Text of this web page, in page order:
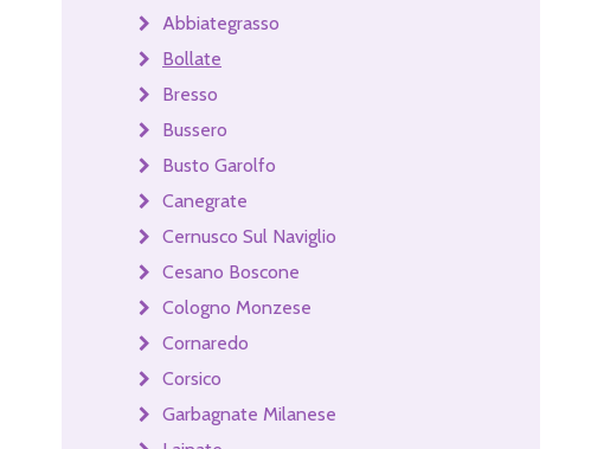
Abbiategrasso
Bollate
Bresso
Bussero
Busto Garolfo
Canegrate
Cernusco Sul Naviglio
Cesano Boscone
Cologno Monzese
Cornaredo
Corsico
Garbagnate Milanese